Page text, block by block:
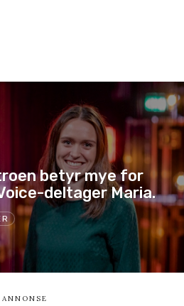
betyr mye for
deltager Maria.